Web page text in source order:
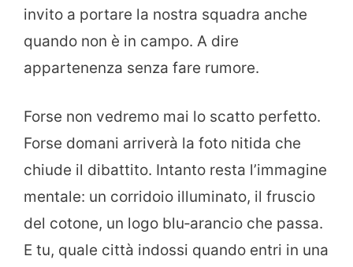
invito a portare la nostra squadra anche
quando non è in campo. A dire
appartenenza senza fare rumore.
Forse non vedremo mai lo scatto perfetto.
Forse domani arriverà la foto nitida che
chiude il dibattito. Intanto resta l’immagine
mentale: un corridoio illuminato, il fruscio
del cotone, un logo blu‑arancio che passa.
E tu, quale città indossi quando entri in una